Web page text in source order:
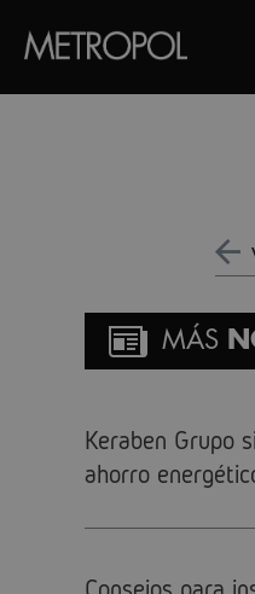
MÁS
Keraben Grupo
ahorro
Consejos para